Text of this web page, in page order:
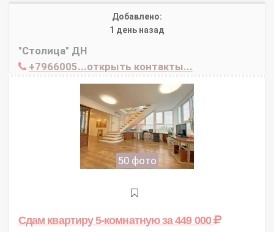
Добавлено:
1 день назад
"Столица" ДН
+7966005...открыть контакты...
50 фото
Сдам квартиру 5-комнатнуюза 449 000